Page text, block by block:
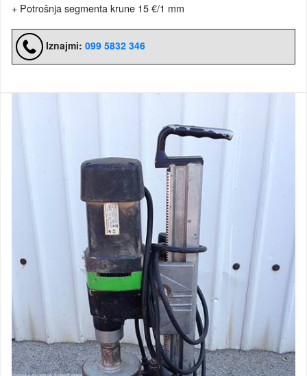
+ Potrošnja segmenta krune 15 €/1 mm
Iznajmi: 099 5832 346